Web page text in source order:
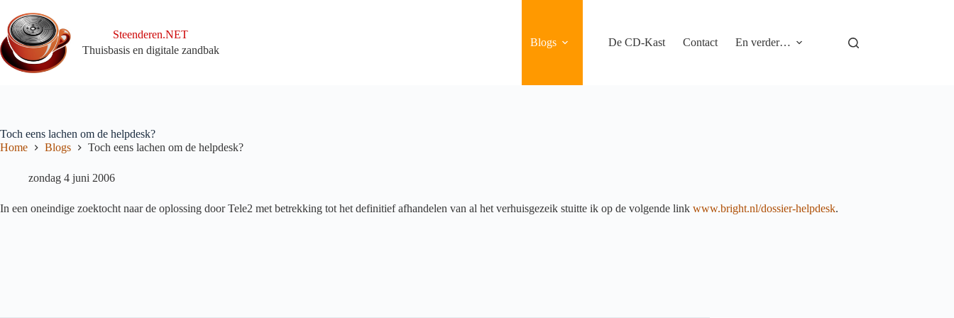
naar
de
inhoud
Steenderen.NET
Thuisbasis en digitale zandbak
Blogs De CD-Kast Contact En verder…
Toch eens lachen om de helpdesk?
Home
Blogs Toch eens lachen om de helpdesk?
zondag 4 juni 2006
In een oneindige zoektocht naar de oplossing door Tele2 met betrekking tot het definitief afhandelen van al het verhuisgezeik stuitte ik op de volgende link www.bright.nl/dossier-helpdesk.